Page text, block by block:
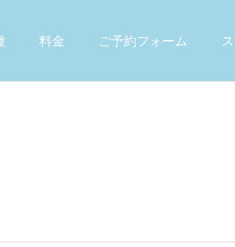
料金 ご予約フォーム